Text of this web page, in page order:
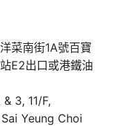
菜南街1A號百寶
E2出口或港鐵油
3, 11/F,
Yeung Choi